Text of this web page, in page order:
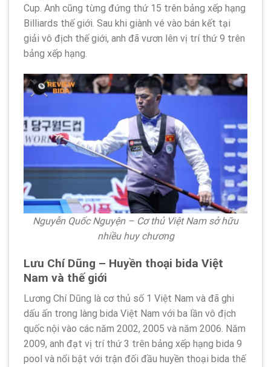
Cup. Anh cũng từng đứng thứ 15 trên bảng xếp hạng
Billiards thế giới. Sau khi giành vé vào bán kết tại
giải vô địch thế giới, anh đã vươn lên vị trí thứ 9 trên
bảng xếp hạng.
Nguyễn Quốc Nguyện – Cơ thủ Việt Nam sở hữu
nhiều huy chương
Lưu Chí Dũng – Huyền thoại bida Việt
Nam và thế giới
Lương Chí Dũng là cơ thủ số 1 Việt Nam và đã ghi
dấu ấn trong làng bida Việt Nam với ba lần vô địch
quốc nội vào các năm 2002, 2005 và năm 2006. Năm
2009, anh đạt vị trí thứ 3 trên bảng xếp hạng bida 9
pool và nổi bật với trận đối đầu huyền thoại bida thế